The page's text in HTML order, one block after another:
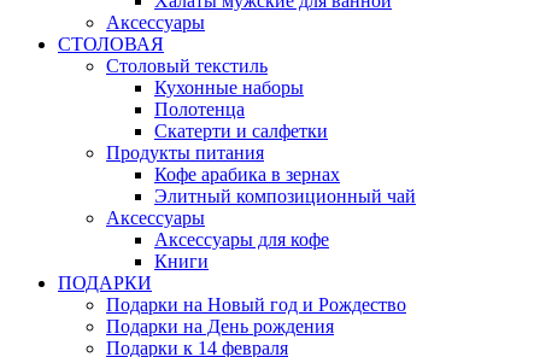
Аксессуары
СТОЛОВАЯ
Столовый текстиль
Кухонные наборы
Полотенца
Скатерти и салфетки
Продукты питания
Кофе арабика в зернах
Элитный композиционный чай
Аксессуары
Аксессуары для кофе
Книги
ПОДАРКИ
Подарки на Новый год и Рождество
Подарки на День рождения
Подарки к 14 февраля